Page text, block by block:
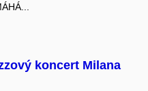
koncert Milana